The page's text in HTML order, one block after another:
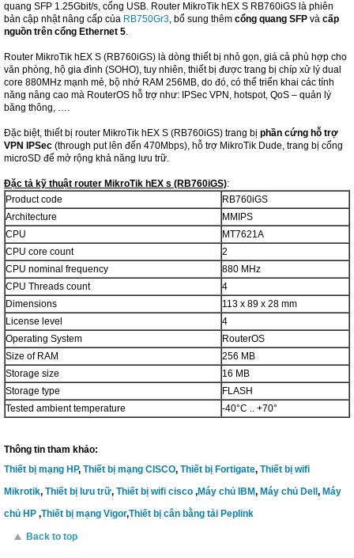
quang SFP 1.25Gbit/s, cổng USB. Router MikroTik hEX S RB760iGS là phiên
bản cập nhật nâng cấp của RB750Gr3, bổ sung thêm cổng quang SFP và cấp
nguồn trên cổng Ethernet 5.
Router MikroTik hEX S (RB760iGS) là dòng thiết bị nhỏ gọn, giá cả phù hợp cho
văn phòng, hộ gia đình (SOHO), tuy nhiên, thiết bị được trang bị chíp xử lý dual
core 880MHz mạnh mẻ, bộ nhớ RAM 256MB, do đó, có thể triển khai các tính
năng nâng cao mà RouterOS hỗ trợ như: IPSec VPN, hotspot, QoS – quản lý
băng thông, ….
Đặc biệt, thiết bị router MikroTik hEX S (RB760iGS) trang bị phần cứng hỗ trợ
VPN IPSec (through put lên đến 470Mbps), hỗ trợ MikroTik Dude, trang bị cổng
microSD để mở rộng khả năng lưu trữ.
Đặc tả kỹ thuật router MikroTik hEX s (RB760iGS):
Product code
RB760iGS
Architecture
MMIPS
CPU
MT7621A
CPU core count
2
CPU nominal frequency
880 MHz
CPU Threads count
4
Dimensions
113 x 89 x 28 mm
License level
4
Operating System
RouterOS
Size of RAM
256 MB
Storage size
16 MB
Storage type
FLASH
Tested ambient temperature
-40°C .. +70°
Thông tin tham khảo:
Thiết bị mạng HP, Thiết bị mạng CISCO, Thiết bị Fortigate, Thiết bị wifi
Mikrotik, Thiết bị lưu trữ, Thiết bị wifi cisco ,Máy chủ IBM, Máy chủ Dell , Máy
chủ HP ,Thiết bị mạng Vigor,Thiết bị cân bằng tải Peplink
Back to top